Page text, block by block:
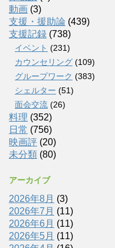
動画 (3)
支援・援助論 (439)
支援記録 (738)
イベント (231)
カウンセリング (109)
グループワーク (383)
シェルター (51)
面会交流 (26)
料理 (352)
日常 (756)
映画評 (20)
未分類 (80)
アーカイブ
2026年8月 (3)
2026年7月 (11)
2026年6月 (11)
2026年5月 (11)